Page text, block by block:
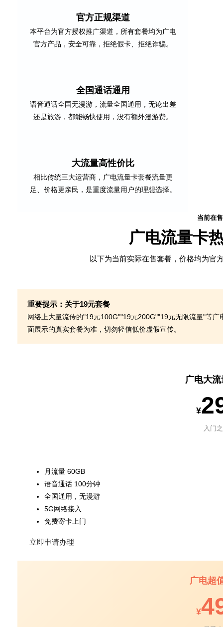
官方正规渠道
本平台为官方授权推广渠道，所有套餐均为广电
官方产品，安全可靠，拒绝假卡、拒绝诈骗。
全国通话通用
语音通话全国无漫游，流量全国通用，无论出差
还是旅游，都能畅快使用，没有额外漫游费。
大流量高性价比
相比传统三大运营商，广电流量卡套餐流量更
足、价格更亲民，是重度流量用户的理想选择。
当前在
广电流量卡
以下为当前实际在售套餐，价格均为官
重要提示：关于19元套餐
网络上大量流传的"19元100G""19元200G""19元无限流量"等
面展示的真实套餐为准，切勿轻信低价虚假宣传。
广电大
¥
入门
月流量 60GB
语音通话 100分钟
全国通用，无漫游
5G网络接入
免费寄卡上门
立即申请办理
广电超
¥